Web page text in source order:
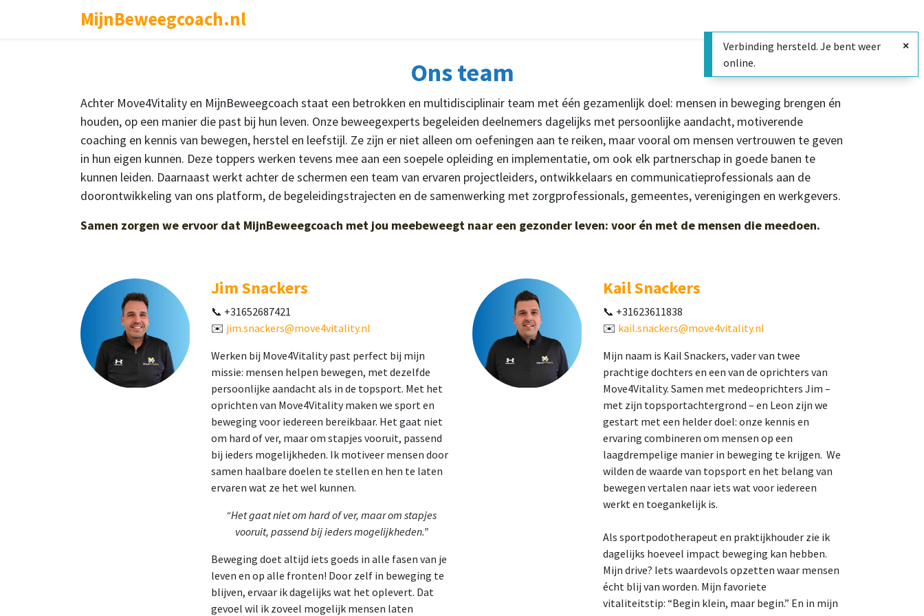
MijnBeweegcoach.nl
Ons team
Achter Move4Vitality en MijnBeweegcoach staat een betrokken en multidisciplinair team met één gezamenlijk doel: mensen in beweging brengen én
houden, op een manier die past bij hun leven. Onze beweegexperts begeleiden deelnemers dagelijks met persoonlijke aandacht, motiverende
coaching en kennis van bewegen, herstel en leefstijl. Ze zijn er niet alleen om oefeningen aan te reiken, maar vooral om mensen vertrouwen te geven
in hun eigen kunnen. Deze toppers werken tevens mee aan een soepele opleiding en implementatie, om ook elk partnerschap in goede banen te
kunnen leiden. Daarnaast werkt achter de schermen een team van ervaren projectleiders, ontwikkelaars en communicatieprofessionals aan de
doorontwikkeling van ons platform, de begeleidingstrajecten en de samenwerking met zorgprofessionals, gemeentes, verenigingen en werkgevers.
Samen zorgen we ervoor dat MijnBeweegcoach met jou meebeweegt naar een gezonder leven: voor én met de mensen die meedoen.
Jim Snackers
📞 +31652687421
✉️ jim.snackers@move4vitality.nl
Werken bij Move4Vitality past perfect bij mijn
missie: mensen helpen bewegen, met dezelfde
persoonlijke aandacht als in de topsport. Met het
oprichten van Move4Vitality maken we sport en
beweging voor iedereen bereikbaar. Het gaat niet
om hard of ver, maar om stapjes vooruit, passend
bij ieders mogelijkheden. Ik motiveer mensen door
samen haalbare doelen te stellen en hen te laten
ervaren wat ze het wel kunnen.
“Het gaat niet om hard of ver, maar om stapjes
vooruit, passend bij ieders mogelijkheden.”
Beweging doet altijd iets goeds in alle fasen van je
leven en op alle fronten! Door zelf in beweging te
blijven, ervaar ik dagelijks wat het oplevert. Dat
gevoel wil ik zoveel mogelijk mensen laten
Kail Snackers
📞 +31623611838
✉️ kail.snackers@move4vitality.nl
Mijn naam is Kail Snackers, vader van twee
prachtige dochters en een van de oprichters van
Move4Vitality. Samen met medeoprichters Jim –
met zijn topsportachtergrond – en Leon zijn we
gestart met een helder doel: onze kennis en
ervaring combineren om mensen op een
laagdrempelige manier in beweging te krijgen. We
wilden de waarde van topsport en het belang van
bewegen vertalen naar iets wat voor iedereen
werkt en toegankelijk is.
Als sportpodotherapeut en praktijkhouder zie ik
dagelijks hoeveel impact beweging kan hebben.
Mijn drive? Iets waardevols opzetten waar mensen
écht blij van worden. Mijn favoriete
vitaliteitstip: “Begin klein, maar begin.” En in mijn
Verbinding hersteld. Je bent weer
online.